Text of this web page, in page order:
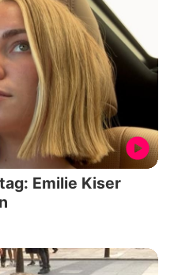
Emilie Kiser